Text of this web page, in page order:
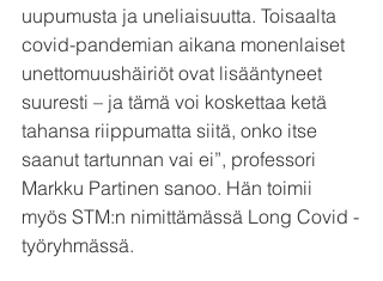
uupumusta ja uneliaisuutta. Toisaalta
covid-pandemian aikana monenlaiset
unettomuushäiriöt ovat lisääntyneet
suuresti – ja tämä voi koskettaa ketä
tahansa riippumatta siitä, onko itse
saanut tartunnan vai ei”, professori
Markku Partinen sanoo. Hän toimii
myös STM:n nimittämässä Long Covid -
työryhmässä.